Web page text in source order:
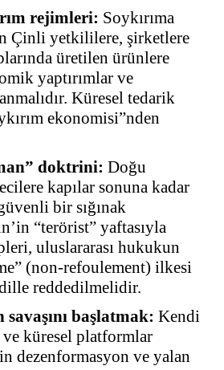
rejimleri: Soykırıma
Çinli yetkililere, şirketlere
üretilen ürünlere
yaptırımlar ve
Küresel tedarik
ekonomisi”nden
doktrini: Doğu
kapılar sonuna kadar
bir sığınak
“terörist” yaftasıyla
uluslararası hukukun
(non-refoulement) ilkesi
reddedilmelidir.
başlatmak: Kendi
ve küresel platformlar
dezenformasyon ve yalan